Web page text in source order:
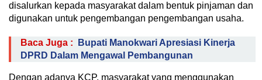
disalurkan kepada masyarakat dalam bentuk pinjaman dan
digunakan untuk pengembangan pengembangan usaha.
Baca Juga :
Bupati Manokwari Apresiasi Kinerja
DPRD Dalam Mengawal Pembangunan
Dengan adanya KCP, masyarakat yang menggunakan